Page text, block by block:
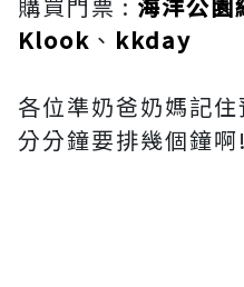
Klook 、 kkday
各位準奶爸奶媽記
分分鐘要排幾個鐘